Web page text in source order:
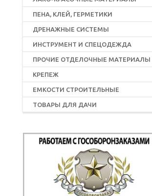
ПЕНА, КЛЕЙ, ГЕРМЕТИКИ
ДРЕНАЖНЫЕ СИСТЕМЫ
ИНСТРУМЕНТ И СПЕЦОДЕЖДА
ПРОЧИЕ ОТДЕЛОЧНЫЕ МАТЕРИАЛЫ
КРЕПЕЖ
ЕМКОСТИ СТРОИТЕЛЬНЫЕ
ТОВАРЫ ДЛЯ ДАЧИ